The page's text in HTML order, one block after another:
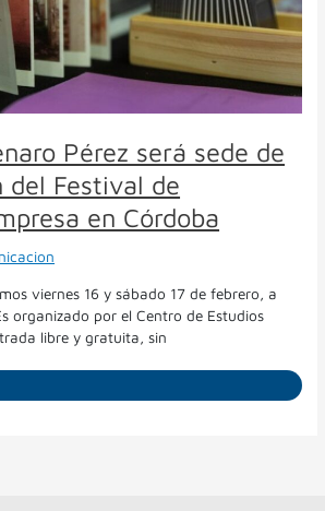
Pérez será sede de
del Festival de
en Córdoba
viernes 16 y sábado 17 de febrero, a
organizado por el Centro de Estudios
libre y gratuita, sin